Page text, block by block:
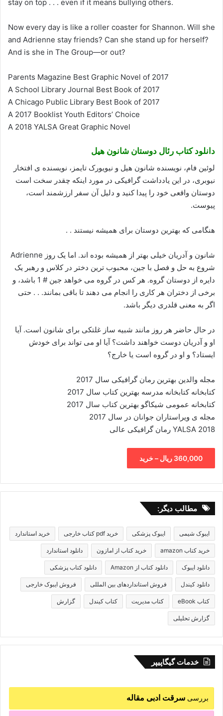
stay on top . . . even if it means bullying others.
Now every day is like a roller coaster for Shannon. Will she
and Adrienne stay friends? Can she stand up for herself?
And is she in The Group—or out?
Parents Magazine Best Graphic Novel of 2017
A School Library Journal Best Book of 2017
A Chicago Public Library Best Book of 2017
A 2017 Booklist Youth Editors’ Choice
A 2018 YALSA Great Graphic Novel
دانلود کتاب رئال دوستان شانون هیل
لوئین فام، نویسنده شانون هیل و نیویورک تایمز، نویسنده ی افتخار
نیوبری، در این یادداشت گرافیکی در مورد اینکه چقدر سخت است
دوستان واقعی خود را پیدا کنید و دلیل آن سفر ارزشمند است،
پیوست.
هنگامی که بهترین دوستان برای همیشه نیستند . .
شانون و آدریان خیلی بهتر از همیشه بوده اند. اما یک روز Adrienne
شروع به حل و فصل با جین، محبوب ترین دختر در کلاس و رهبر یک
دایره از دوستان گروه. هر کس در گروه می خواهد جین # 1 باشد، و
برخی از دختران هر کاری را انجام می دهند تا باقی بمانند. . . حتی
اگر به معنی قلدری دیگر باشد.
در حال حاضر هر روز مانند شبیه ساز غلتکی برای شانون است. آیا
او و آدریان دوست خواهند داشت؟ آیا او می تواند برای خودش
ایستاد؟ و او در گروه است یا خارج؟
مجله والدین بهترین رمان گرافیکی سال 2017
کتابخانه کتابخانه مدرسه بهترین کتاب سال 2017
کتابخانه عمومی شیکاگو بهترین کتاب سال 2017
مجله ی ویراستاران جوانان در سال 2017
2018 YALSA رمان گرافیکی عالی
360,000 ریال – خرید
مطالب دیگر:
ایبوک شیمی ایبوک پزشکی خرید pdf کتاب خارجی خرید استاندارد
خرید کتاب amazon خرید کتاب از امازون دانلود استاندارد
دانلود ایبوک دانلود کتاب از Amazon دانلود کتاب پزشکی
دانلود کیندل فروش استانداردهای بین المللی فروش ایبوک خارجی
کتاب eBook کتاب مدیریت کتاب کیندل گزارش
گزارش تحلیلی
خدمات گیگاپیپر
بررسی سرقت ادبی مقاله